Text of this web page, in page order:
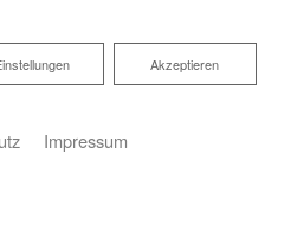
Akzeptieren
Impressum